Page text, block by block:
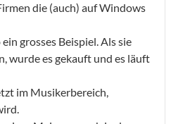
die (auch) auf Windows
grosses Beispiel. Als sie
wurde es gekauft und es läuft
im Musikerbereich,